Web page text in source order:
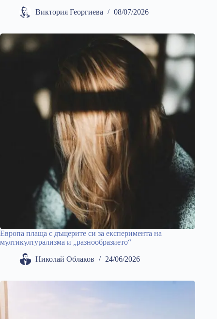
Виктория Георгиева 08/07/2026
Европа плаща с дъщерите си за експеримента на
мултикултурализма и „разнообразието“
Николай Облаков 24/06/2026